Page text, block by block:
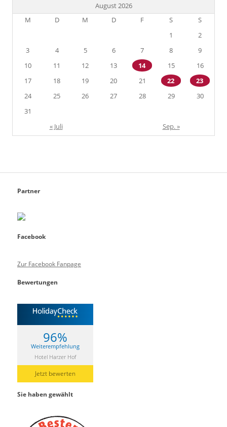
August 2026
M
D M D F S
S
1
2
3
4 5 6 7 8
9
10
11 12 13 14 15
16
17
18 19 20 21 22
23
24
25 26 27 28 29
30
31
« Juli
Sep. »
Partner
Facebook
Zur Facebook Fanpage
Bewertungen
96%
Weiterempfehlung
Hotel Harzer Hof
Jetzt bewerten
Sie haben gewählt